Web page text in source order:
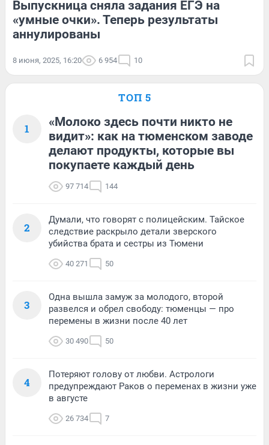
Выпускница сняла задания ЕГЭ на
«умные очки». Теперь результаты
аннулированы
8 июня, 2025, 16:20 6 954 10
ТОП 5
1
«Молоко здесь почти никто не
видит»: как на тюменском заводе
делают продукты, которые вы
покупаете каждый день
97 714 144
2
Думали, что говорят с полицейским. Тайское
следствие раскрыло детали зверского
убийства брата и сестры из Тюмени
40 271 50
3
Одна вышла замуж за молодого, второй
развелся и обрел свободу: тюменцы — про
перемены в жизни после 40 лет
30 490 50
4
Потеряют голову от любви. Астрологи
предупреждают Раков о переменах в жизни уже
в августе
26 734 7